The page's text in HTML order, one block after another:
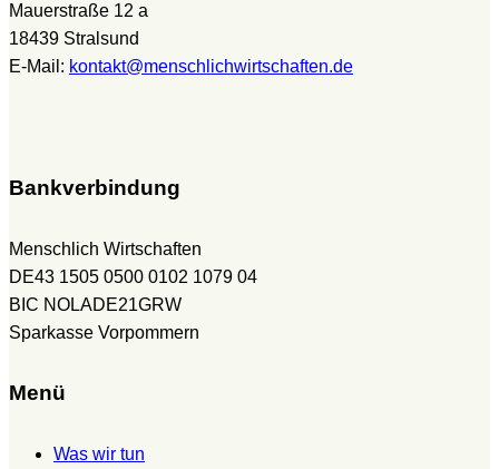
Mauerstraße 12 a
18439 Stralsund
E-Mail: kontakt@menschlichwirtschaften.de
Bankverbindung
Menschlich Wirtschaften
DE43 1505 0500 0102 1079 04
BIC NOLADE21GRW
Sparkasse Vorpommern
Menü
Was wir tun